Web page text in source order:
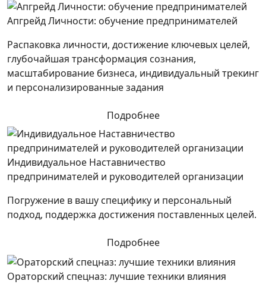
Апгрейд Личности: обучение предпринимателей
Распаковка личности, достижение ключевых целей,
глубочайшая трансформация сознания,
масштабирование бизнеса, индивидуальный трекинг
и персонализированные задания
Подробнее
Индивидуальное Наставничество
предпринимателей и руководителей организации
Погружение в вашу специфику и персональный
подход, поддержка достижения поставленных целей.
Подробнее
Ораторский спецназ: лучшие техники влияния